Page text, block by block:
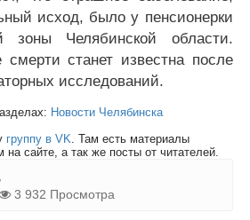
исход, было у пенсионерки
зоны Челябинской области.
станет известна после
исследований.
Новости Челябинска
группу в VK. Там есть материалы
сайте, а так же посты от читателей.
3 932 Просмотра